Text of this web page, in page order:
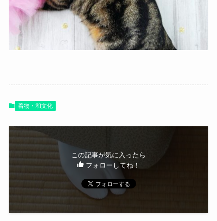
着物・和文化
この記事が気に入ったら
フォローしてね！